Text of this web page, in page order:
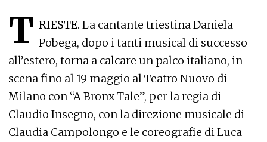
T RIESTE. La cantante triestina Daniela
Pobega, dopo i tanti musical di successo
all’estero, torna a calcare un palco italiano, in
scena fino al 19 maggio al Teatro Nuovo di
Milano con “A Bronx Tale”, per la regia di
Claudio Insegno, con la direzione musicale di
Claudia Campolongo e le coreografie di Luca